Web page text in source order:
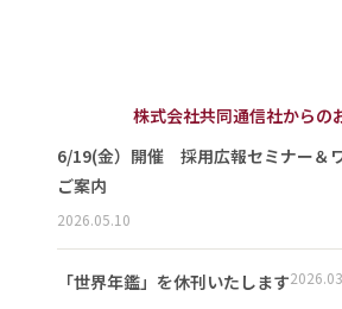
株式会社共同通信社からの
6/19(金）開催 採用広報セミナー＆
ご案内
2026.05.10
「世界年鑑」を休刊いたします